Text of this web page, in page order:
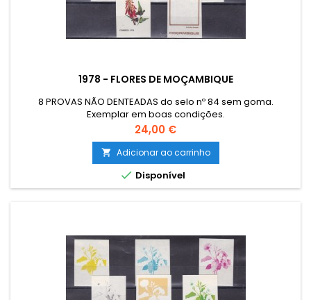
1978 - FLORES DE MOÇAMBIQUE
8 PROVAS NÃO DENTEADAS do selo nº 84 sem goma.
Exemplar em boas condições.
Preço
24,00 €
 Adicionar ao carrinho
 Disponível